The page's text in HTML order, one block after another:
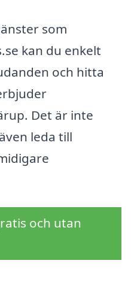
som
kan du enkelt
och hitta
Det är inte
leda till
och utan